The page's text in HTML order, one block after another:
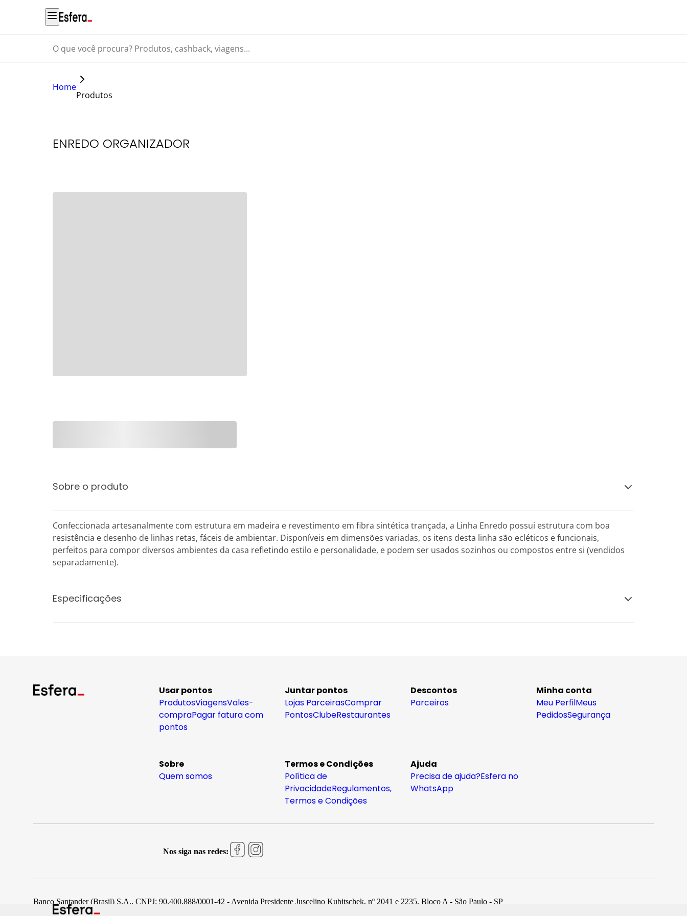
O que você procura? Produtos, cashback, viagens...
Home
Produtos
ENREDO ORGANIZADOR
Sobre o produto
Confeccionada artesanalmente com estrutura em madeira e revestimento em fibra sintética trançada, a Linha Enredo possui estrutura com boa
resistência e desenho de linhas retas, fáceis de ambientar. Disponíveis em dimensões variadas, os itens desta linha são ecléticos e funcionais,
perfeitos para compor diversos ambientes da casa refletindo estilo e personalidade, e podem ser usados sozinhos ou compostos entre si (vendidos
separadamente).
Especificações
Usar pontos
ProdutosViagensVales-
compraPagar fatura com
pontos
Juntar pontos
Lojas ParceirasComprar
PontosClubeRestaurantes
Descontos
Parceiros
Minha conta
Meu PerfilMeus
PedidosSegurança
Sobre
Quem somos
Termos e Condições
Política de
PrivacidadeRegulamentos,
Termos e Condições
Ajuda
Precisa de ajuda?Esfera no
WhatsApp
Nos siga nas redes:
Banco Santander (Brasil) S.A., CNPJ: 90.400.888/0001-42 - Avenida Presidente Juscelino Kubitschek, nº 2041 e 2235, Bloco A - São Paulo - SP